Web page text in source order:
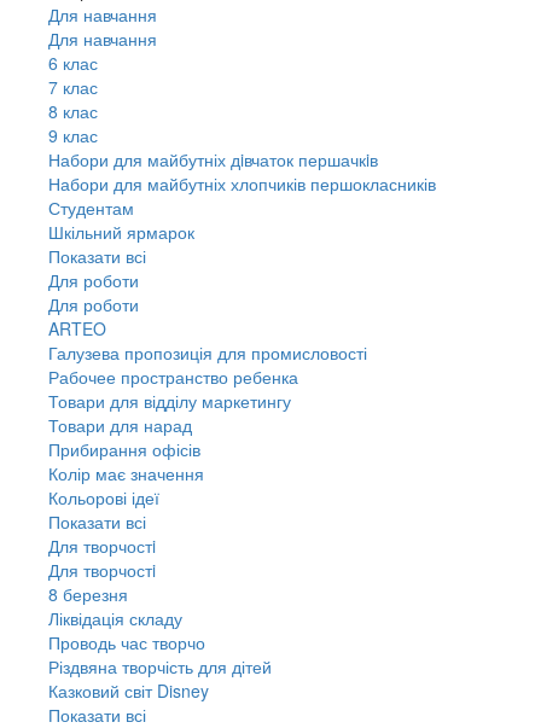
Для навчання
Для навчання
6 клас
7 клас
8 клас
9 клас
Набори для майбутніх дiвчаток першачкiв
Набори для майбутніх хлопчиків першокласників
Студентам
Шкільний ярмарок
Показати всі
Для роботи
Для роботи
ARTEO
Галузева пропозиція для промисловості
Рабочее пространство ребенка
Товари для відділу маркетингу
Товари для нарад
Прибирання офісів
Колір має значення
Кольорові ідеї
Показати всі
Для творчостi
Для творчостi
8 березня
Ліквідація складу
Проводь час творчо
Різдвяна творчість для дітей
Казковий світ Disney
Показати всі